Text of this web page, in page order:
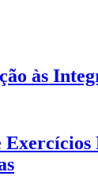
às